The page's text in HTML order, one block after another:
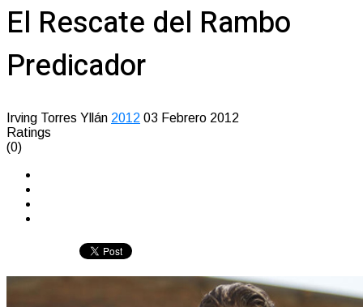
El Rescate del Rambo
Predicador
Irving Torres Yllán 2012 03 Febrero 2012
Ratings
(0)